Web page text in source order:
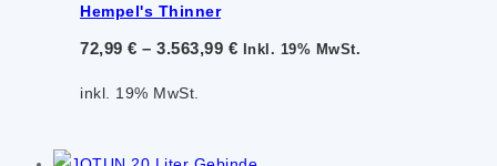
Hempel's Thinner
72,99 € – 3.563,99 € Inkl. 19% MwSt.
inkl. 19% MwSt.